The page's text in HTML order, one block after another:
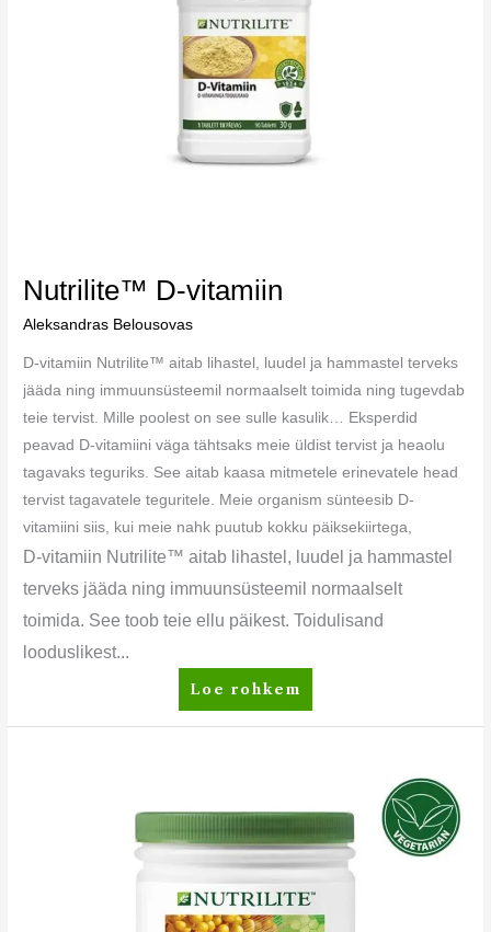
Nutrilite™ D-vitamiin
Aleksandras Belousovas
D-vitamiin Nutrilite™ aitab lihastel, luudel ja hammastel terveks
jääda ning immuunsüsteemil normaalselt toimida ning tugevdab
teie tervist. Mille poolest on see sulle kasulik… Eksperdid
peavad D-vitamiini väga tähtsaks meie üldist tervist ja heaolu
tagavaks teguriks. See aitab kaasa mitmetele erinevatele head
tervist tagavatele teguritele. Meie organism sünteesib D-
vitamiini siis, kui meie nahk puutub kokku päiksekiirtega,
D-vitamiin Nutrilite™ aitab lihastel, luudel ja hammastel
terveks jääda ning immuunsüsteemil normaalselt
toimida. See toob teie ellu päikest. Toidulisand
looduslikest...
Loe rohkem
Plant
Protein